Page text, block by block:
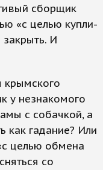
сборщик
«с целью купли-
И
крымского
у незнакомого
с собачкой, а
как гадание? Или
целью обмена
со